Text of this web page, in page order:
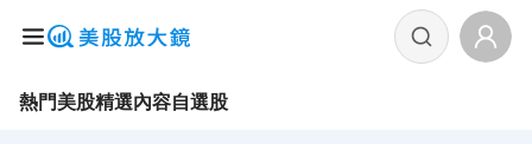
熱門美股精選內容自選股